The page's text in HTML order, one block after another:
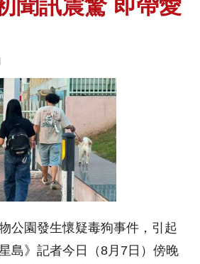
聞訊震驚 即帶愛
公園發生懷疑毒狗事件，引起
島》記者今日（8月7日）傍晚